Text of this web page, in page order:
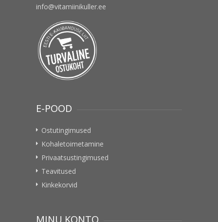
info@vitamiinikuller.ee
E-POOD
Ostutingimused
Kohaletoimetamine
Privaatsustingimused
Teavitused
Kinkekorvid
MINU KONTO